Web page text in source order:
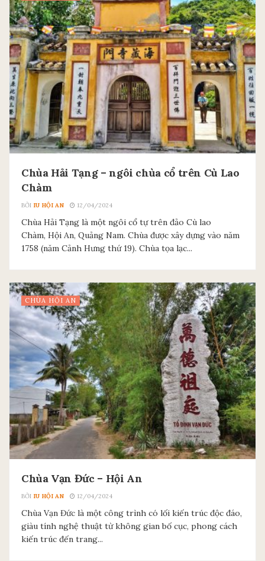
Chùa Hải Tạng – ngôi chùa cổ trên Cù Lao
Chàm
BỞI IU HỘI AN 12/04/2024
Chùa Hải Tạng là một ngôi cổ tự trên đảo Cù lao
Chàm, Hội An, Quảng Nam. Chùa được xây dựng vào năm
1758 (năm Cảnh Hưng thứ 19). Chùa tọa lạc...
CHÙA HỘI AN
Chùa Vạn Đức – Hội An
BỞI IU HỘI AN 12/04/2024
Chùa Vạn Đức là một công trình có lối kiến trúc độc đáo,
giàu tính nghệ thuật từ không gian bố cục, phong cách
kiến trúc đến trang...